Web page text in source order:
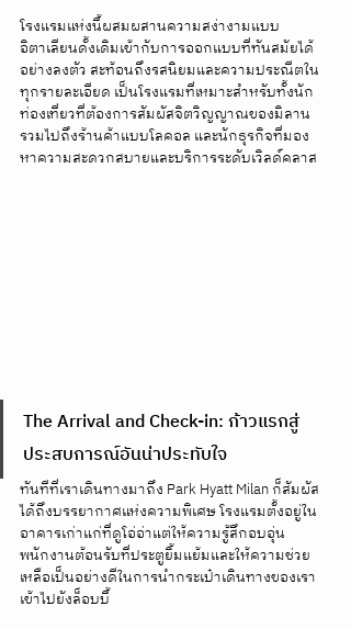
โรงแรมแห่งนี้ผสมผสานความสง่างามแบบ
อิตาเลียนดั้งเดิมเข้ากับการออกแบบที่ทันสมัยได้
อย่างลงตัว สะท้อนถึงรสนิยมและความประณีตใน
ทุกรายละเอียด เป็นโรงแรมที่เหมาะสำหรับทั้งนัก
ท่องเที่ยวที่ต้องการสัมผัสจิตวิญญาณของมิลาน
รวมไปถึงร้านค้าแบบโลคอล และนักธุรกิจที่มอง
หาความสะดวกสบายและบริการระดับเวิลด์คลาส
The Arrival and Check-in: ก้าวแรกสู่
ประสบการณ์อันน่าประทับใจ
ทันทีที่เราเดินทางมาถึง Park Hyatt Milan ก็สัมผัส
ได้ถึงบรรยากาศแห่งความพิเศษ โรงแรมตั้งอยู่ใน
อาคารเก่าแก่ที่ดูโอ่อ่าแต่ให้ความรู้สึกอบอุ่น
พนักงานต้อนรับที่ประตูยิ้มแย้มและให้ความช่วย
เหลือเป็นอย่างดีในการนำกระเป๋าเดินทางของเรา
เข้าไปยังล็อบบี้